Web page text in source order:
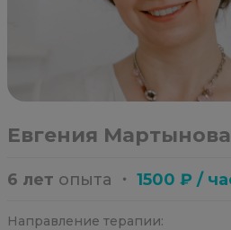
Евгения Мартынова
6 лет опыта ・ 1500 ₽ /
Направление терапии: